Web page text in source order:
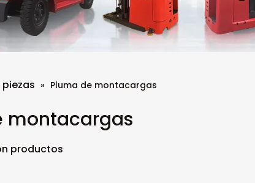
» Pluma de montacargas
montacargas
productos